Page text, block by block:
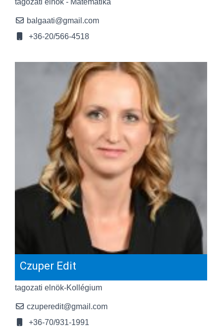
tagozati elnök - Matematika
balgaati@gmail.com
+36-20/566-4518
Czuper Edit
tagozati elnök-Kollégium
czuperedit@gmail.com
+36-70/931-1991